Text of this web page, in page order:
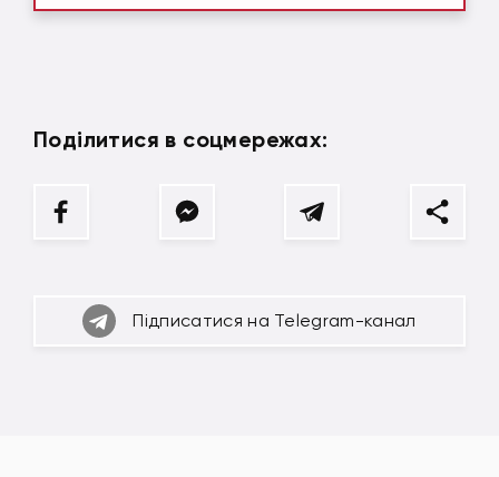
Поділитися в соцмережах:
Підписатися на Telegram-канал